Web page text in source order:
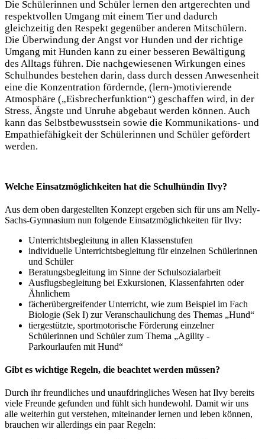
Die Schülerinnen und Schüler lernen den artgerechten und
respektvollen Umgang mit einem Tier und dadurch
gleichzeitig den Respekt gegenüber anderen Mitschülern.
Die Überwindung der Angst vor Hunden und der richtige
Umgang mit Hunden kann zu einer besseren Bewältigung
des Alltags führen. Die nachgewiesenen Wirkungen eines
Schulhundes bestehen darin, dass durch dessen Anwesenheit
eine die Konzentration fördernde, (lern-)motivierende
Atmosphäre („Eisbrecherfunktion“) geschaffen wird, in der
Stress, Ängste und Unruhe abgebaut werden können. Auch
kann das Selbstbewusstsein sowie die Kommunikations- und
Empathiefähigkeit der Schülerinnen und Schüler gefördert
werden.
Welche Einsatzmöglichkeiten hat die Schulhündin Ilvy?
Aus dem oben dargestellten Konzept ergeben sich für uns am Nelly-
Sachs-Gymnasium nun folgende Einsatzmöglichkeiten für Ilvy:
Unterrichtsbegleitung in allen Klassenstufen
individuelle Unterrichtsbegleitung für einzelnen Schülerinnen
und Schüler
Beratungsbegleitung im Sinne der Schulsozialarbeit
Ausflugsbegleitung bei Exkursionen, Klassenfahrten oder
Ähnlichem
fächerübergreifender Unterricht, wie zum Beispiel im Fach
Biologie (Sek I) zur Veranschaulichung des Themas „Hund“
tiergestützte, sportmotorische Förderung einzelner
Schülerinnen und Schüler zum Thema „Agility -
Parkourlaufen mit Hund“
Gibt es wichtige Regeln, die beachtet werden müssen?
Durch ihr freundliches und unaufdringliches Wesen hat Ilvy bereits
viele Freunde gefunden und fühlt sich hundewohl. Damit wir uns
alle weiterhin gut verstehen, miteinander lernen und leben können,
brauchen wir allerdings ein paar Regeln: